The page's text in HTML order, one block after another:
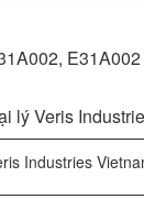
lý Veris
Industries